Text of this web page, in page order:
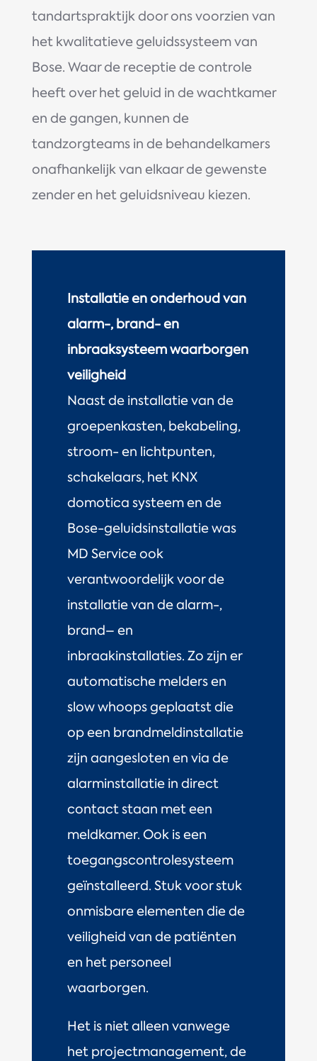
tandartspraktijk door ons voorzien van
het kwalitatieve geluidssysteem van
Bose. Waar de receptie de controle
heeft over het geluid in de wachtkamer
en de gangen, kunnen de
tandzorgteams in de behandelkamers
onafhankelijk van elkaar de gewenste
zender en het geluidsniveau kiezen.
Installatie en onderhoud van
alarm-, brand- en
inbraaksysteem waarborgen
veiligheid
Naast de installatie van de
groepenkasten, bekabeling,
stroom- en lichtpunten,
schakelaars, het KNX
domotica systeem en de
Bose-geluidsinstallatie was
MD Service ook
verantwoordelijk voor de
installatie van de alarm-,
brand– en
inbraakinstallaties. Zo zijn er
automatische melders en
slow whoops geplaatst die
op een brandmeldinstallatie
zijn aangesloten en via de
alarminstallatie in direct
contact staan met een
meldkamer. Ook is een
toegangscontrolesysteem
geïnstalleerd. Stuk voor stuk
onmisbare elementen die de
veiligheid van de patiënten
en het personeel
waarborgen.
Het is niet alleen vanwege
het projectmanagement, de